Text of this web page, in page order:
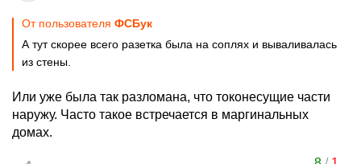
От пользователя ФСБук
А тут скорее всего разетка была на соплях и вываливалась
из стены.
Или уже была так разломана, что токонесущие части
наружу. Часто такое встречается в маргинальных
домах.